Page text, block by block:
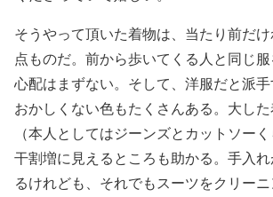
そうやって頂いた着物は、当たり前だ
点ものだ。前から歩いてくる人と同じ
心配はまずない。そして、洋服だと派
おかしくない色もたくさんある。大し
（本人としてはジーンズとカットソー
干割増に見えるところも助かる。手入
るけれども、それでもスーツをクリー